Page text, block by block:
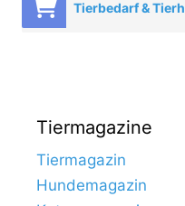
Tiermagazine
Tiermagazin
Hundemagazin